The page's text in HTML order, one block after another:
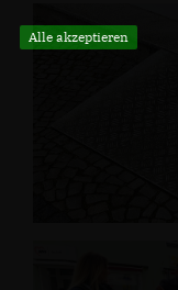
Alle akzeptieren